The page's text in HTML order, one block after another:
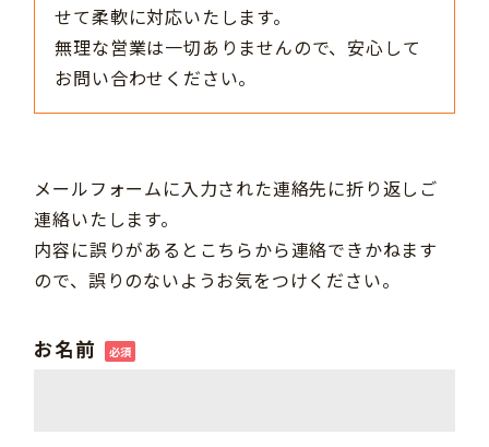
せて柔軟に対応いたします。
無理な営業は一切ありませんので、安心して
お問い合わせください。
メールフォームに入力された連絡先に折り返しご
連絡いたします。
内容に誤りがあるとこちらから連絡できかねます
ので、誤りのないようお気をつけください。
お名前 必須